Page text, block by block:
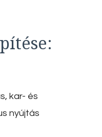
kar- és
nyújtás